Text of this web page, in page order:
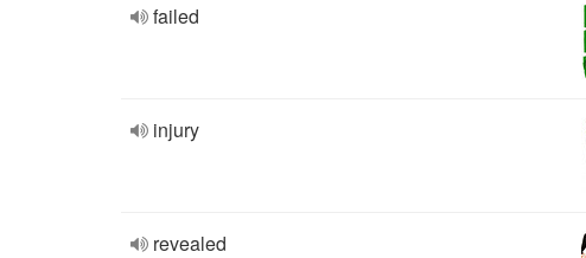
failed
injury
revealed